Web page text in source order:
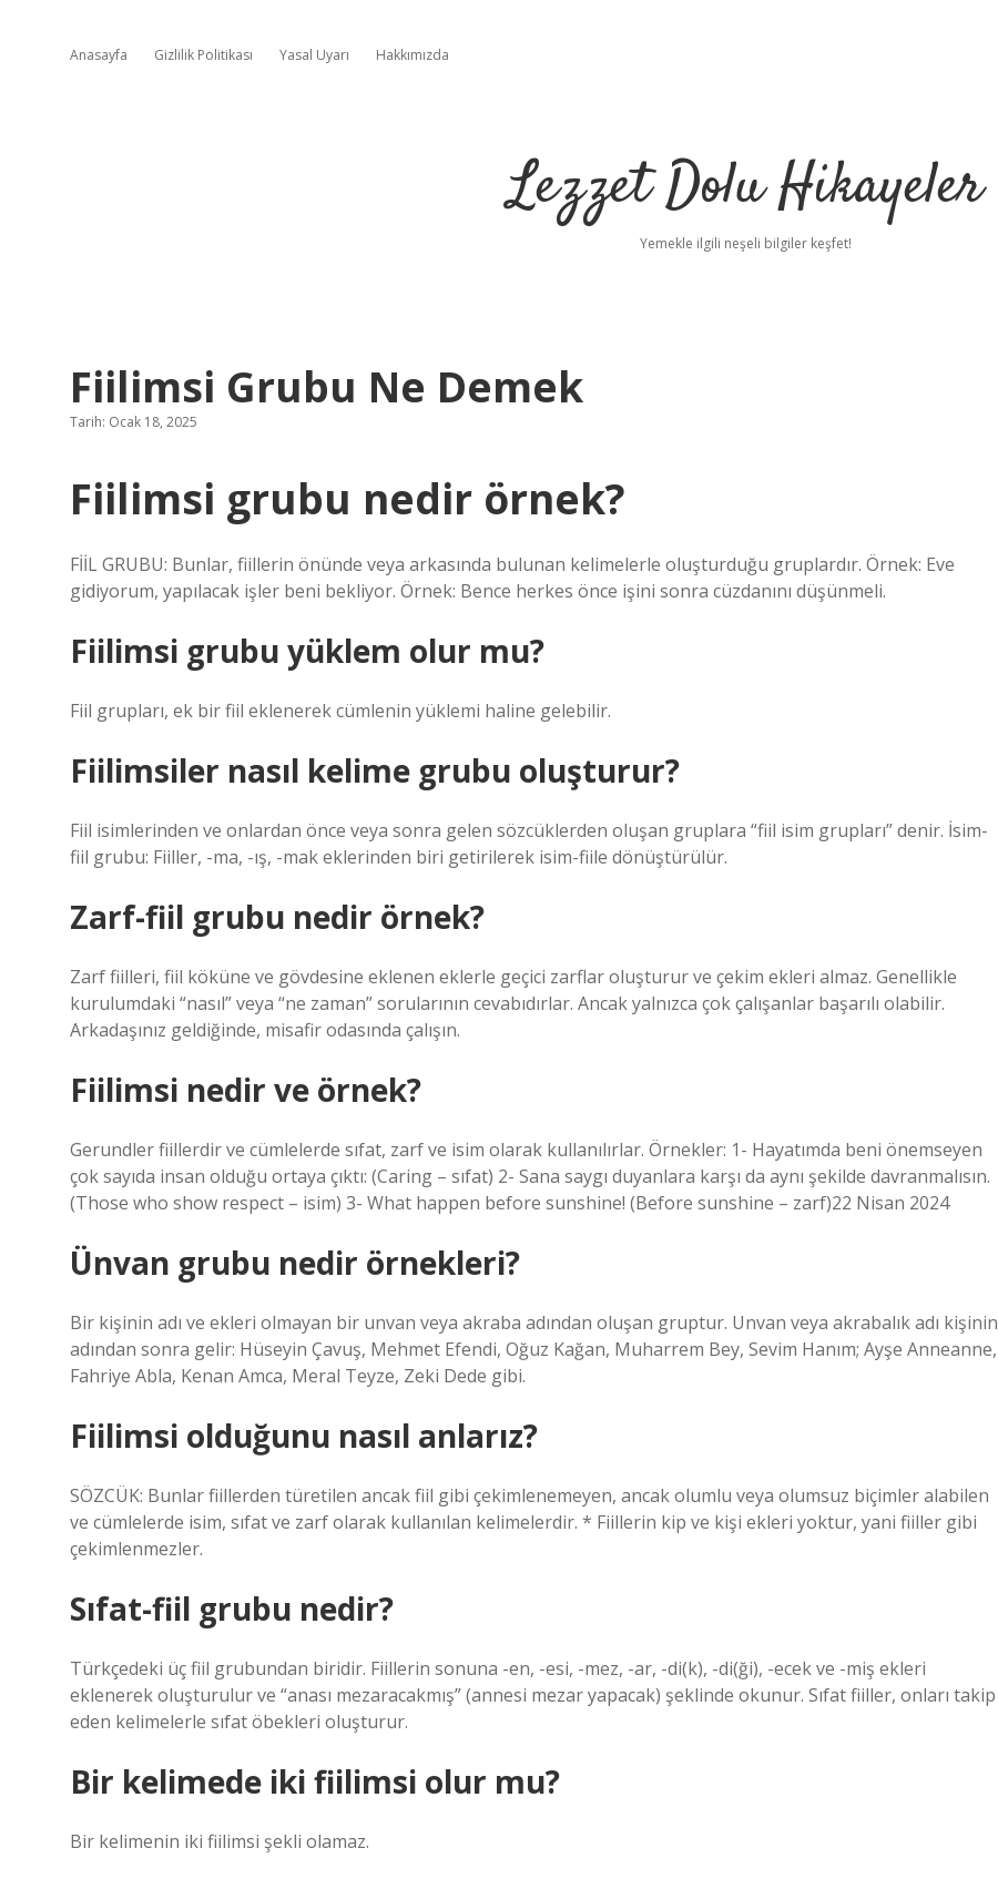
Anasayfa Gizlilik Politikası Yasal Uyarı Hakkımızda
Lezzet Dolu Hikayeler
Yemekle ilgili neşeli bilgiler keşfet!
Fiilimsi Grubu Ne Demek
Tarih: Ocak 18, 2025
Fiilimsi grubu nedir örnek?
FİİL GRUBU: Bunlar, fiillerin önünde veya arkasında bulunan kelimelerle oluşturduğu gruplardır. Örnek: Eve
gidiyorum, yapılacak işler beni bekliyor. Örnek: Bence herkes önce işini sonra cüzdanını düşünmeli.
Fiilimsi grubu yüklem olur mu?
Fiil grupları, ek bir fiil eklenerek cümlenin yüklemi haline gelebilir.
Fiilimsiler nasıl kelime grubu oluşturur?
Fiil isimlerinden ve onlardan önce veya sonra gelen sözcüklerden oluşan gruplara “fiil isim grupları” denir. İsim-
fiil grubu: Fiiller, -ma, -ış, -mak eklerinden biri getirilerek isim-fiile dönüştürülür.
Zarf-fiil grubu nedir örnek?
Zarf fiilleri, fiil köküne ve gövdesine eklenen eklerle geçici zarflar oluşturur ve çekim ekleri almaz. Genellikle
kurulumdaki “nasıl” veya “ne zaman” sorularının cevabıdırlar. Ancak yalnızca çok çalışanlar başarılı olabilir.
Arkadaşınız geldiğinde, misafir odasında çalışın.
Fiilimsi nedir ve örnek?
Gerundler fiillerdir ve cümlelerde sıfat, zarf ve isim olarak kullanılırlar. Örnekler: 1- Hayatımda beni önemseyen
çok sayıda insan olduğu ortaya çıktı: (Caring – sıfat) 2- Sana saygı duyanlara karşı da aynı şekilde davranmalısın.
(Those who show respect – isim) 3- What happen before sunshine! (Before sunshine – zarf)22 Nisan 2024
Ünvan grubu nedir örnekleri?
Bir kişinin adı ve ekleri olmayan bir unvan veya akraba adından oluşan gruptur. Unvan veya akrabalık adı kişinin
adından sonra gelir: Hüseyin Çavuş, Mehmet Efendi, Oğuz Kağan, Muharrem Bey, Sevim Hanım; Ayşe Anneanne,
Fahriye Abla, Kenan Amca, Meral Teyze, Zeki Dede gibi.
Fiilimsi olduğunu nasıl anlarız?
SÖZCÜK: Bunlar fiillerden türetilen ancak fiil gibi çekimlenemeyen, ancak olumlu veya olumsuz biçimler alabilen
ve cümlelerde isim, sıfat ve zarf olarak kullanılan kelimelerdir. * Fiillerin kip ve kişi ekleri yoktur, yani fiiller gibi
çekimlenmezler.
Sıfat-fiil grubu nedir?
Türkçedeki üç fiil grubundan biridir. Fiillerin sonuna -en, -esi, -mez, -ar, -di(k), -di(ği), -ecek ve -miş ekleri
eklenerek oluşturulur ve “anası mezaracakmış” (annesi mezar yapacak) şeklinde okunur. Sıfat fiiller, onları takip
eden kelimelerle sıfat öbekleri oluşturur.
Bir kelimede iki fiilimsi olur mu?
Bir kelimenin iki fiilimsi şekli olamaz.